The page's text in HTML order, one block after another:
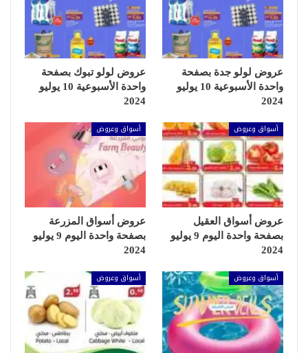
عروض لولو جدة بصفحة
واحدة الأسبوعية 10 يوليو
2024
عروض لولو تبوك بصفحة
واحدة الأسبوعية 10 يوليو
2024
أسواق وعروض
عروض أسواق العقيل
بصفحة واحدة اليوم 9 يوليو
2024
أسواق وعروض
عروض أسواق المزرعة
بصفحة واحدة اليوم 9 يوليو
2024
أسواق وعروض أسواق وعروض